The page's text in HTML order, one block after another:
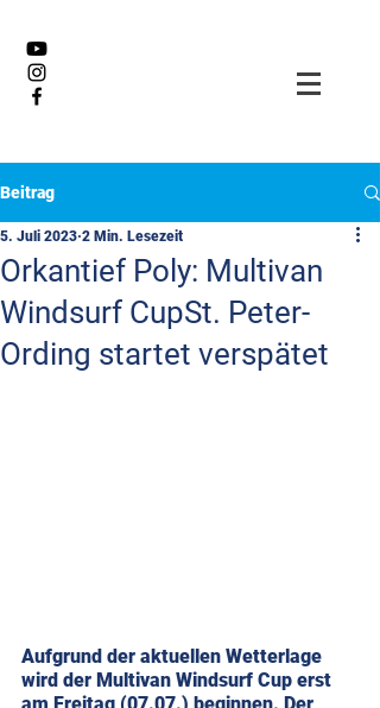
Beitrag
Orkantief Poly: Multivan
Windsurf CupSt. Peter-
Ording startet verspätet
5. Juli 2023 2 Min. Lesezeit
Aufgrund der aktuellen Wetterlage
wird der Multivan Windsurf Cup erst